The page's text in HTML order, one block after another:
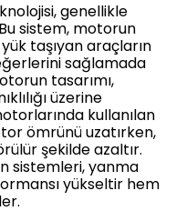
genellikle
sistem, motorun
taşıyan araçların
sağlamada
tasarımı,
üzerine
kullanılan
ömrünü uzatırken,
şekilde azaltır.
sistemleri, yanma
yükseltir hem